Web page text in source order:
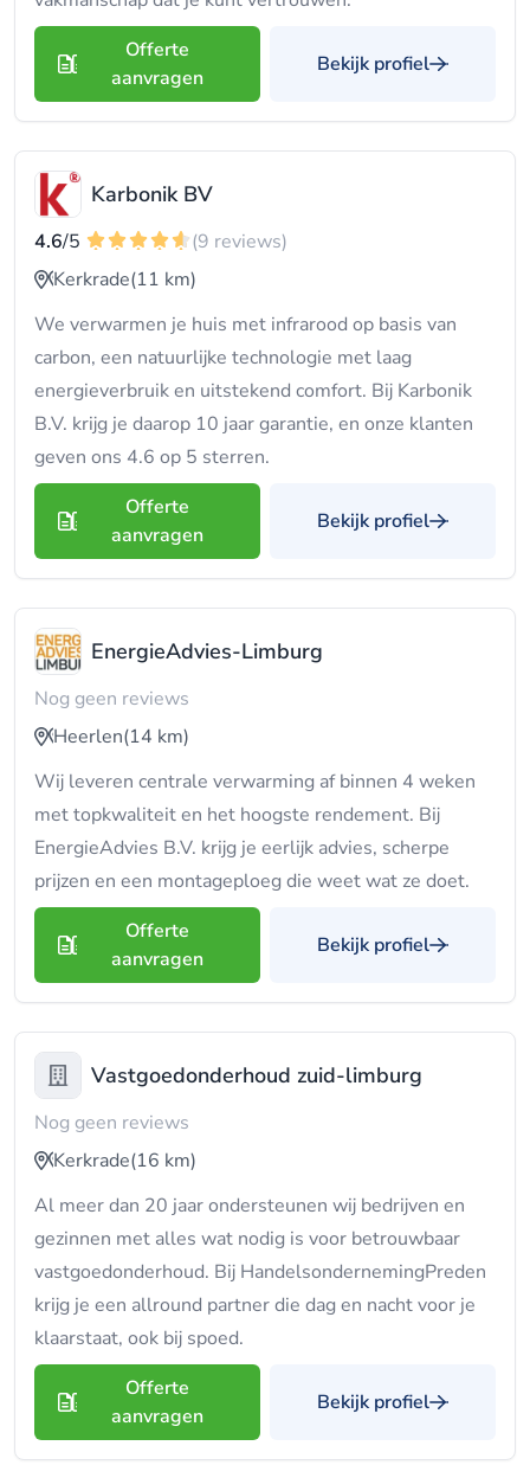
Offerte
aanvragen
Bekijk profiel
Karbonik BV
4.6/5
(9 reviews)
Kerkrade(11 km)
We verwarmen je huis met infrarood op basis van
carbon, een natuurlijke technologie met laag
energieverbruik en uitstekend comfort. Bij Karbonik
B.V. krijg je daarop 10 jaar garantie, en onze klanten
geven ons 4.6 op 5 sterren.
Offerte
aanvragen
Bekijk profiel
EnergieAdvies-Limburg
Nog geen reviews
Heerlen(14 km)
Wij leveren centrale verwarming af binnen 4 weken
met topkwaliteit en het hoogste rendement. Bij
EnergieAdvies B.V. krijg je eerlijk advies, scherpe
prijzen en een montageploeg die weet wat ze doet.
Offerte
aanvragen
Bekijk profiel
Vastgoedonderhoud zuid-limburg
Nog geen reviews
Kerkrade(16 km)
Al meer dan 20 jaar ondersteunen wij bedrijven en
gezinnen met alles wat nodig is voor betrouwbaar
vastgoedonderhoud. Bij HandelsondernemingPreden
krijg je een allround partner die dag en nacht voor je
klaarstaat, ook bij spoed.
Offerte
aanvragen
Bekijk profiel